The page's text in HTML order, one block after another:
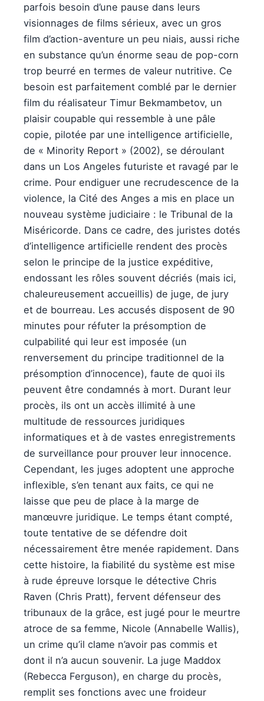
parfois besoin d’une pause dans leurs
visionnages de films sérieux, avec un gros
film d’action-aventure un peu niais, aussi riche
en substance qu’un énorme seau de pop-corn
trop beurré en termes de valeur nutritive. Ce
besoin est parfaitement comblé par le dernier
film du réalisateur Timur Bekmambetov, un
plaisir coupable qui ressemble à une pâle
copie, pilotée par une intelligence artificielle,
de « Minority Report » (2002), se déroulant
dans un Los Angeles futuriste et ravagé par le
crime. Pour endiguer une recrudescence de la
violence, la Cité des Anges a mis en place un
nouveau système judiciaire : le Tribunal de la
Miséricorde. Dans ce cadre, des juristes dotés
d’intelligence artificielle rendent des procès
selon le principe de la justice expéditive,
endossant les rôles souvent décriés (mais ici,
chaleureusement accueillis) de juge, de jury
et de bourreau. Les accusés disposent de 90
minutes pour réfuter la présomption de
culpabilité qui leur est imposée (un
renversement du principe traditionnel de la
présomption d’innocence), faute de quoi ils
peuvent être condamnés à mort. Durant leur
procès, ils ont un accès illimité à une
multitude de ressources juridiques
informatiques et à de vastes enregistrements
de surveillance pour prouver leur innocence.
Cependant, les juges adoptent une approche
inflexible, s’en tenant aux faits, ce qui ne
laisse que peu de place à la marge de
manœuvre juridique. Le temps étant compté,
toute tentative de se défendre doit
nécessairement être menée rapidement. Dans
cette histoire, la fiabilité du système est mise
à rude épreuve lorsque le détective Chris
Raven (Chris Pratt), fervent défenseur des
tribunaux de la grâce, est jugé pour le meurtre
atroce de sa femme, Nicole (Annabelle Wallis),
un crime qu’il clame n’avoir pas commis et
dont il n’a aucun souvenir. La juge Maddox
(Rebecca Ferguson), en charge du procès,
remplit ses fonctions avec une froideur